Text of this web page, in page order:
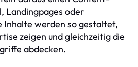
Landingpages oder
Inhalte werden so gestaltet,
zeigen und gleichzeitig die
abdecken.